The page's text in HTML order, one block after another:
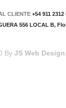
CLIENTE +54 911 2312
556 LOCAL B,
By JS Web Design